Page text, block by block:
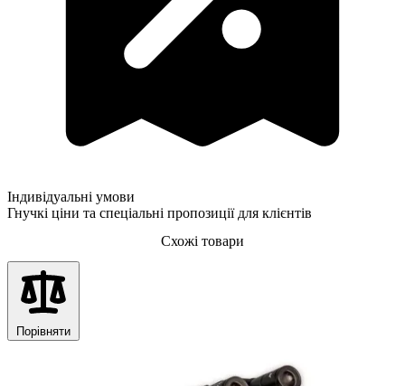
Індивідуальні умови
Гнучкі ціни та спеціальні пропозиції для клієнтів
Схожі товари
Порівняти